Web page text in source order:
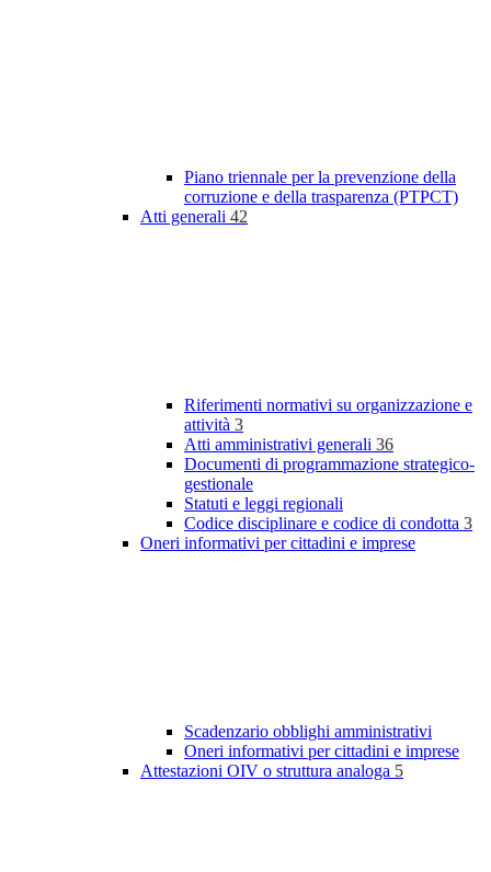
Piano triennale per la prevenzione della
corruzione e della trasparenza (PTPCT)
Atti generali 42
Riferimenti normativi su organizzazione e
attività 3
Atti amministrativi generali 36
Documenti di programmazione strategico-
gestionale
Statuti e leggi regionali
Codice disciplinare e codice di condotta 3
Oneri informativi per cittadini e imprese
Scadenzario obblighi amministrativi
Oneri informativi per cittadini e imprese
Attestazioni OIV o struttura analoga 5